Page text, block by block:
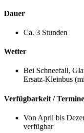
Dauer
Ca. 3 Stunden
Wetter
Bei Schneefall,
Ersatz-Kleinbus
Verfügbarkeit / Termine
Von April bis
verfügbar